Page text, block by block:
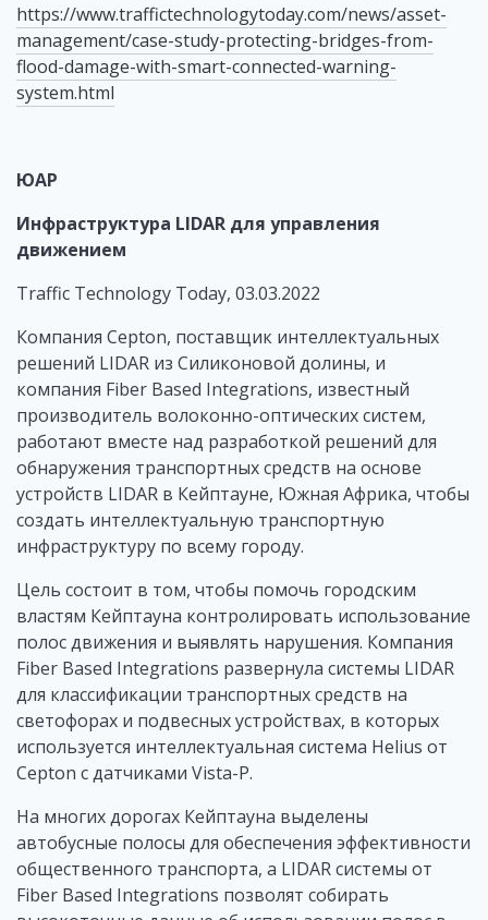
https://www.traffictechnologytoday.com/news/asset-
management/case-study-protecting-bridges-from-
flood-damage-with-smart-connected-warning-
system.html
ЮАР
Инфраструктура LIDAR для управления
движением
Traffic Technology Today, 03.03.2022
Компания Cepton, поставщик интеллектуальных
решений LIDAR из Силиконовой долины, и
компания Fiber Based Integrations, известный
производитель волоконно-оптических систем,
работают вместе над разработкой решений для
обнаружения транспортных средств на основе
устройств LIDAR в Кейптауне, Южная Африка, чтобы
создать интеллектуальную транспортную
инфраструктуру по всему городу.
Цель состоит в том, чтобы помочь городским
властям Кейптауна контролировать использование
полос движения и выявлять нарушения. Компания
Fiber Based Integrations развернула системы LIDAR
для классификации транспортных средств на
светофорах и подвесных устройствах, в которых
используется интеллектуальная система Helius от
Cepton с датчиками Vista-P.
На многих дорогах Кейптауна выделены
автобусные полосы для обеспечения эффективности
общественного транспорта, а LIDAR системы от
Fiber Based Integrations позволят собирать